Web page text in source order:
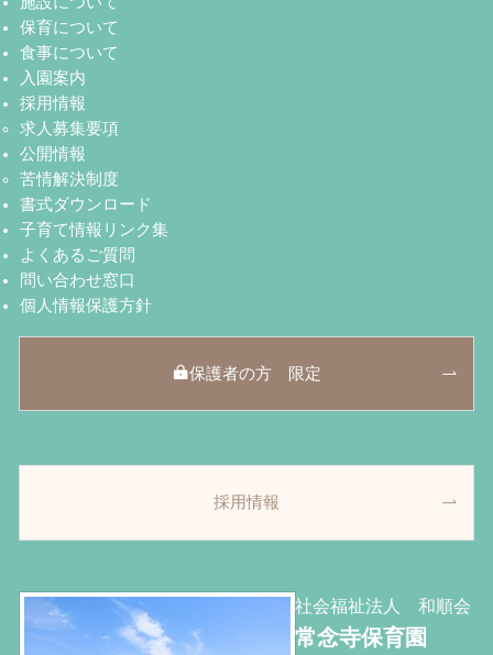
保育について
食事について
入園案内
採用情報
求人募集要項
公開情報
苦情解決制度
書式ダウンロード
子育て情報リンク集
よくあるご質問
問い合わせ窓口
個人情報保護方針
保護者の方 限定
採用情報
社会福祉法人 和順会
常念寺保育園